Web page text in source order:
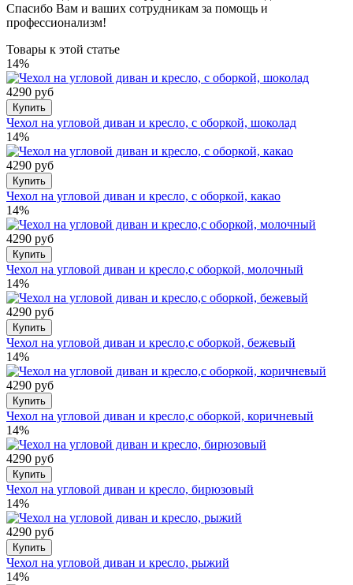
Спасибо Вам и ваших сотрудникам за помощь и
профессионализм!
Товары к этой статье
14%
4290 руб
Купить
Чехол на угловой диван и кресло, с оборкой, шоколад
14%
4290 руб
Купить
Чехол на угловой диван и кресло, с оборкой, какао
14%
4290 руб
Купить
Чехол на угловой диван и кресло,с оборкой, молочный
14%
4290 руб
Купить
Чехол на угловой диван и кресло,с оборкой, бежевый
14%
4290 руб
Купить
Чехол на угловой диван и кресло,с оборкой, коричневый
14%
4290 руб
Купить
Чехол на угловой диван и кресло, бирюзовый
14%
4290 руб
Купить
Чехол на угловой диван и кресло, рыжий
14%